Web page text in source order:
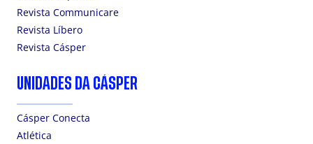
Revista Communicare
Revista Líbero
Revista Cásper
UNIDADES DA CÁSPER
Cásper Conecta
Atlética